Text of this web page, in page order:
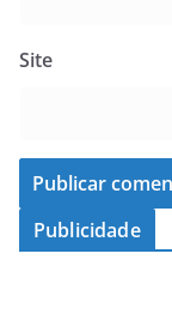
Site
Publicidade